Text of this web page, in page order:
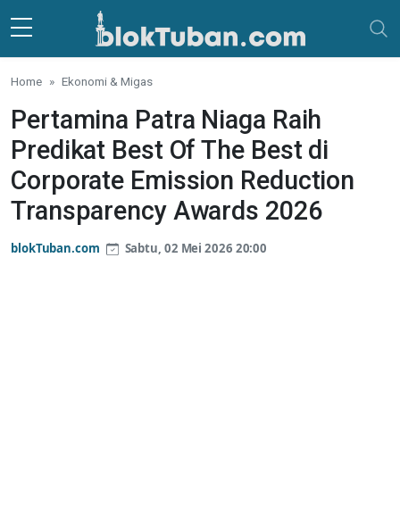
Skip to main content
Home Ekonomi & Migas
Pertamina Patra Niaga Raih
Predikat Best Of The Best di
Corporate Emission Reduction
Transparency Awards 2026
blokTuban.com Sabtu, 02 Mei 2026 20:00